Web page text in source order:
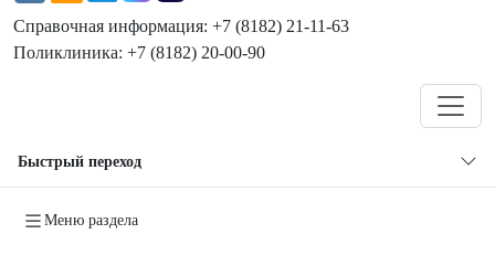
Справочная информация: +7 (8182) 21-11-63
Поликлиника: +7 (8182) 20-00-90
Быстрый переход
Меню раздела